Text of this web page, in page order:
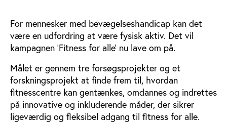
For mennesker med bevægelseshandicap kan det
være en udfordring at være fysisk aktiv. Det vil
kampagnen ’Fitness for alle’ nu lave om på.
Målet er gennem tre forsøgsprojekter og et
forskningsprojekt at finde frem til, hvordan
fitnesscentre kan gentænkes, omdannes og indrettes
på innovative og inkluderende måder, der sikrer
ligeværdig og fleksibel adgang til fitness for alle.